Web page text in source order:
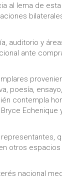
al lema de
auditorio y
ante
poesía,
contempla
Echenique
otros
nacional